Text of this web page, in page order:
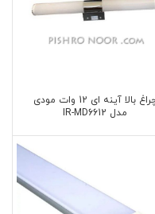
چراغ بالا آینه ای 12 وات مودی
مدل IR-MD6612